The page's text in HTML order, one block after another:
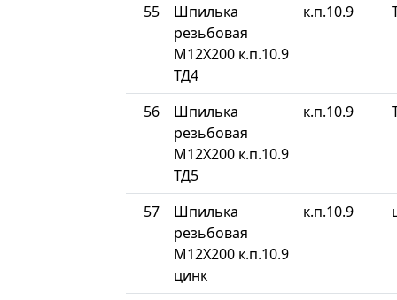
55
Шпилька
резьбовая
М12Х200 к.п.10.9
ТД4
к.п.10.9
56
Шпилька
резьбовая
М12Х200 к.п.10.9
ТД5
к.п.10.9
57
Шпилька
резьбовая
М12Х200 к.п.10.9
цинк
к.п.10.9